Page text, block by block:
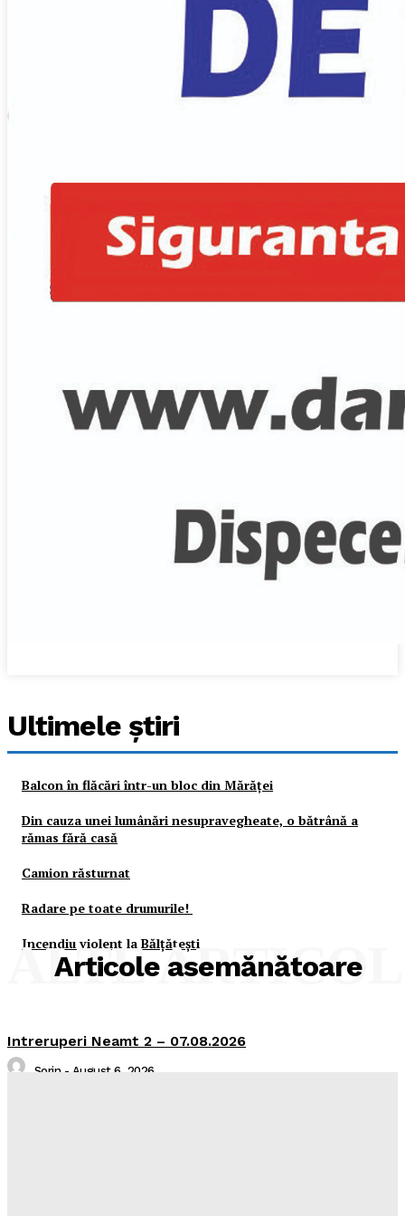
Ultimele ştiri
Balcon în flăcări într-un bloc din Mărăţei
Din cauza unei lumânări nesupravegheate, o bătrână a
rămas fără casă
Camion răsturnat
Radare pe toate drumurile!
Incendiu violent la Bălţăteşti
Articole asemănătoare
ALTE
Intreruperi Neamt 2 – 07.08.2026
Sorin - August 6, 2026